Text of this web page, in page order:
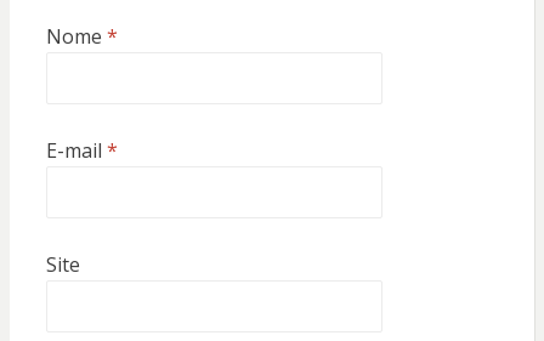
Nome *
E-mail *
Site